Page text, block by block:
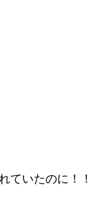
ていたのに！！